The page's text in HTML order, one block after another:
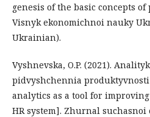
genesis of the basic concepts
Visnyk ekonomichnoi nauky
Ukrainian).
Vyshnevska, O.P. (2021).
pidvyshchennia produktyvnosti
analytics as a tool for
HR system]. Zhurnal suchasnoi